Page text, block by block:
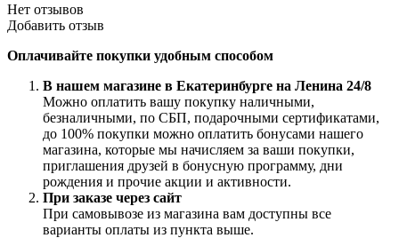
Нет отзывов
Добавить отзыв
Оплачивайте покупки удобным способом
В нашем магазине в Екатеринбурге на Ленина 24/8
Можно оплатить вашу покупку наличными,
безналичными, по СБП, подарочными сертификатами,
до 100% покупки можно оплатить бонусами нашего
магазина, которые мы начисляем за ваши покупки,
приглашения друзей в бонусную программу, дни
рождения и прочие акции и активности.
При заказе через сайт
При самовывозе из магазина вам доступны все
варианты оплаты из пункта выше.